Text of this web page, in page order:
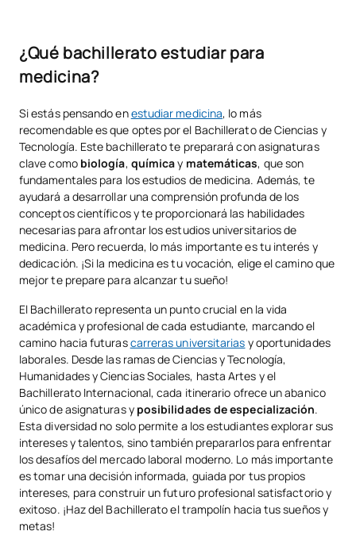
¿Qué bachillerato estudiar para
medicina?
Si estás pensando enestudiar medicina, lo más
recomendable es que optes por el Bachillerato de Ciencias y
Tecnología. Este bachillerato te preparará con asignaturas
clave como biología, químicay matemáticas, que son
fundamentales para los estudios de medicina. Además, te
ayudará a desarrollar una comprensión profunda de los
conceptos científicos y te proporcionará las habilidades
necesarias para afrontar los estudios universitarios de
medicina. Pero recuerda, lo más importante es tu interés y
dedicación. ¡Si la medicina es tu vocación, elige el camino que
mejor te prepare para alcanzar tu sueño!
El Bachillerato representa un punto crucial en la vida
académica y profesional de cada estudiante, marcando el
camino hacia futurascarreras universitarias y oportunidades
laborales. Desde las ramas de Ciencias y Tecnología,
Humanidades y Ciencias Sociales, hasta Artes y el
Bachillerato Internacional, cada itinerario ofrece un abanico
único de asignaturas y posibilidades de especialización.
Esta diversidad no solo permite a los estudiantes explorar sus
intereses y talentos, sino también prepararlos para enfrentar
los desafíos del mercado laboral moderno. Lo más importante
es tomar una decisión informada, guiada por tus propios
intereses, para construir un futuro profesional satisfactorio y
exitoso. ¡Haz del Bachillerato el trampolín hacia tus sueños y
metas!